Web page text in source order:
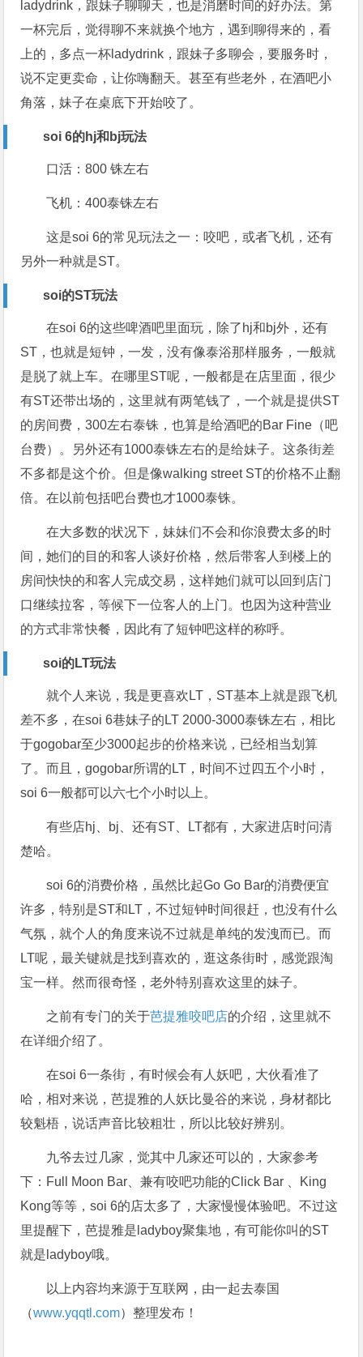
ladydrink，跟妹子聊聊天，也是消磨时间的好办法。第
一杯完后，觉得聊不来就换个地方，遇到聊得来的，看
上的，多点一杯ladydrink，跟妹子多聊会，要服务时，
说不定更卖命，让你嗨翻天。甚至有些老外，在酒吧小
角落，妹子在桌底下开始咬了。
soi 6的hj和bj玩法
口活：800 铢左右
飞机：400泰铢左右
这是soi 6的常见玩法之一：咬吧，或者飞机，还有
另外一种就是ST。
soi的ST玩法
在soi 6的这些啤酒吧里面玩，除了hj和bj外，还有
ST，也就是短钟，一发，没有像泰浴那样服务，一般就
是脱了就上车。在哪里ST呢，一般都是在店里面，很少
有ST还带出场的，这里就有两笔钱了，一个就是提供ST
的房间费，300左右泰铢，也算是给酒吧的Bar Fine（吧
台费）。另外还有1000泰铢左右的是给妹子。这条街差
不多都是这个价。但是像walking street ST的价格不止翻
倍。在以前包括吧台费也才1000泰铢。
在大多数的状况下，妹妹们不会和你浪费太多的时
间，她们的目的和客人谈好价格，然后带客人到楼上的
房间快快的和客人完成交易，这样她们就可以回到店门
口继续拉客，等候下一位客人的上门。也因为这种营业
的方式非常快餐，因此有了短钟吧这样的称呼。
soi的LT玩法
就个人来说，我是更喜欢LT，ST基本上就是跟飞机
差不多，在soi 6巷妹子的LT 2000-3000泰铢左右，相比
于gogobar至少3000起步的价格来说，已经相当划算
了。而且，gogobar所谓的LT，时间不过四五个小时，
soi 6一般都可以六七个小时以上。
有些店hj、bj、还有ST、LT都有，大家进店时问清
楚哈。
soi 6的消费价格，虽然比起Go Go Bar的消费便宜
许多，特别是ST和LT，不过短钟时间很赶，也没有什么
气氛，就个人的角度来说不过就是单纯的发洩而已。而
LT呢，最关键就是找到喜欢的，逛这条街时，感觉跟淘
宝一样。然而很奇怪，老外特别喜欢这里的妹子。
之前有专门的关于芭提雅咬吧店的介绍，这里就不
在详细介绍了。
在soi 6一条街，有时候会有人妖吧，大伙看准了
哈，相对来说，芭提雅的人妖比曼谷的来说，身材都比
较魁梧，说话声音比较粗壮，所以比较好辨别。
九爷去过几家，觉其中几家还可以的，大家参考
下：Full Moon Bar、兼有咬吧功能的Click Bar 、King
Kong等等，soi 6的店太多了，大家慢慢体验吧。不过这
里提醒下，芭提雅是ladyboy聚集地，有可能你叫的ST
就是ladyboy哦。
以上内容均来源于互联网，由一起去泰国
（www.yqqtl.com）整理发布！